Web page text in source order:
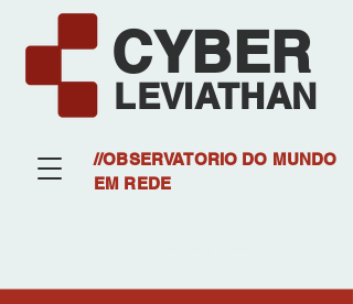
CYBER
LEVIATHAN
//OBSERVATORIO DO MUNDO
EM REDE